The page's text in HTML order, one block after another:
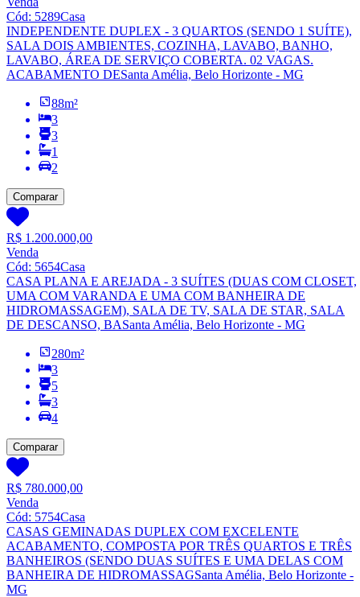
Cód: 5289Casa
INDEPENDENTE DUPLEX - 3 QUARTOS (SENDO 1 SUÍTE),
SALA DOIS AMBIENTES, COZINHA, LAVABO, BANHO,
LAVABO, ÁREA DE SERVIÇO COBERTA. 02 VAGAS.
ACABAMENTO DESanta Amélia, Belo Horizonte - MG
88m²
3
3
1
2
Comparar
R$ 1.200.000,00
Venda
Cód: 5654Casa
CASA PLANA E AREJADA - 3 SUÍTES (DUAS COM CLOSET,
UMA COM VARANDA E UMA COM BANHEIRA DE
HIDROMASSAGEM), SALA DE TV, SALA DE STAR, SALA
DE DESCANSO, BASanta Amélia, Belo Horizonte - MG
280m²
3
5
3
4
Comparar
R$ 780.000,00
Venda
Cód: 5754Casa
CASAS GEMINADAS DUPLEX COM EXCELENTE
ACABAMENTO, COMPOSTA POR TRÊS QUARTOS E TRÊS
BANHEIROS (SENDO DUAS SUÍTES E UMA DELAS COM
BANHEIRA DE HIDROMASSAGSanta Amélia, Belo Horizonte -
MG